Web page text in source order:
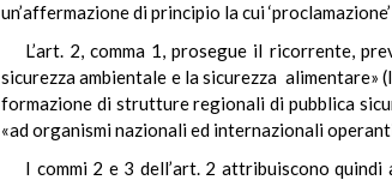
un’affermazione di principio la cui
L’art. 2, comma 1, prosegue il ricorrente,
sicurezza ambientale e la sicurezza alimentare»
formazione di strutture regionali di pubblica
«ad organismi nazionali ed internazionali
I commi 2 e 3 dell’art. 2 attribuiscono